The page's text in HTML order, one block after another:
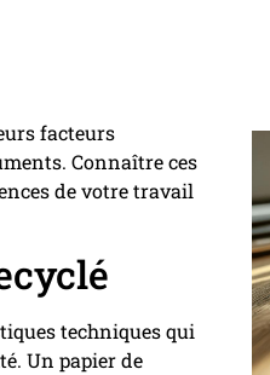
facteurs
Connaître ces
de votre travail
techniques qui
Un papier de